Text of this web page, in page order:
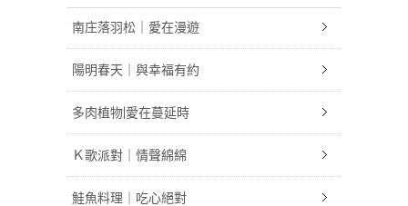
南庄落羽松｜愛在漫遊
陽明春天｜與幸福有約
多肉植物|愛在蔓延時
Ｋ歌派對｜情聲綿綿
鮭魚料理｜吃心絕對